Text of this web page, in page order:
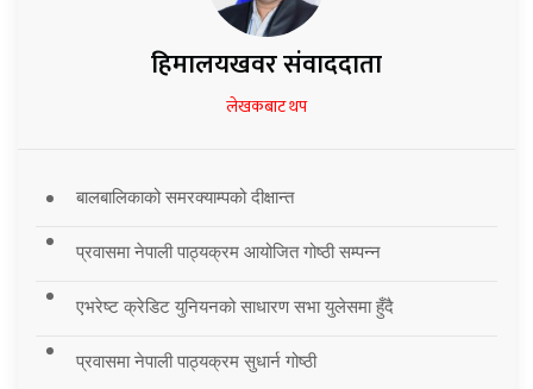
हिमालयखवर संवाददाता
लेखकबाट थप
बालबालिकाको समरक्याम्पको दीक्षान्त
प्रवासमा नेपाली पाठ्यक्रम आयोजित गोष्ठी सम्पन्न
एभरेष्ट क्रेडिट युनियनको साधारण सभा युलेसमा हुँदै
प्रवासमा नेपाली पाठ्यक्रम सुधार्न गोष्ठी